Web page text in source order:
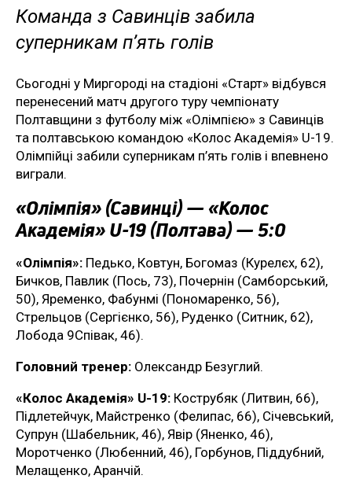
Команда з Савинців забила
суперникам п’ять голів
Сьогодні у Миргороді на стадіоні «Старт» відбувся
перенесений матч другого туру чемпіонату
Полтавщини з футболу між «Олімпією» з Савинців
та полтавською командою «Колос Академія» U-19.
Олімпійці забили суперникам п’ять голів і впевнено
виграли.
«Олімпія» (Савинці) — «Колос
Академія» U-19 (Полтава) — 5:0
«Олімпія»: Педько, Ковтун, Богомаз (Курелєх, 62),
Бичков, Павлик (Пось, 73), Почернін (Самборський,
50), Яременко, Фабунмі (Пономаренко, 56),
Стрельцов (Сергієнко, 56), Руденко (Ситник, 62),
Лобода 9Співак, 46).
Головний тренер: Олександр Безуглий.
«Колос Академія» U-19: Кострубяк (Литвин, 66),
Підлетейчук, Майстренко (Фелипас, 66), Січевський,
Супрун (Шабельник, 46), Явір (Яненко, 46),
Моротченко (Любенний, 46), Горбунов, Піддубний,
Мелащенко, Аранчій.